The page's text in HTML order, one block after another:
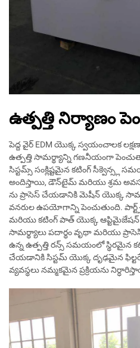
ఉత్పత్తి నిర్యాణం
పెద్ద వైర్ EDM యొక్క స్వయంచాలక
ఉత్పత్తి సామర్థ్యాన్ని గణనీయంగా
సిస్టమ్స్ సంక్లిష్టమైన కటింగ్
అందిస్తాయి, డౌన్‌టైమ్ మరియు శ్రమ
ను ప్రాసెస్ చేయడానికి మెషీన్ యొక్క
వనరుల ఉపయోగాన్ని పెంచుతుంది.
మరియు కటింగ్ పాత్ యొక్క ఆప్టిమైజేషన్
సామర్థ్యాలు పదార్థం వృథా మరియు
ఉన్న ఉత్పత్తి రన్స్ సమయంలో స్థిరమైన
చేయడానికి సిస్టమ్ యొక్క దృఢమైన
వ్యవస్థలు నమ్మకమైన ప్రక్రియను